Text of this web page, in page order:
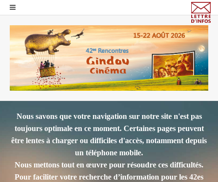
Nous savons que votre navigation sur notre site n'est pas
toujours optimale en ce moment. Certaines pages peuvent
être lentes à charger ou difficiles d'accès, notamment depuis
un téléphone mobile.
Nous mettons tout en œuvre pour résoudre ces difficultés.
Pour faciliter votre recherche d’information pour les 42es